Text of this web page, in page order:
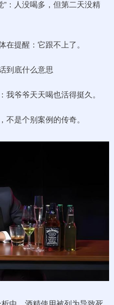
：人没喝多，但第二天没精
在提醒：它跟不上了。
到底什么意思
我爷爷天天喝也活得挺久。
不是个别案例的传奇。